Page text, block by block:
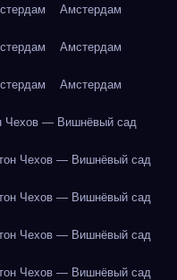
Амстердам
Амстердам
Амстердам
Чехов — Вишнёвый сад
Чехов — Вишнёвый сад
Чехов — Вишнёвый сад
Чехов — Вишнёвый сад
Чехов — Вишнёвый сад